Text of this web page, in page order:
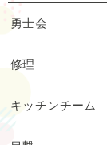
勇士会
修理
キッチンチーム